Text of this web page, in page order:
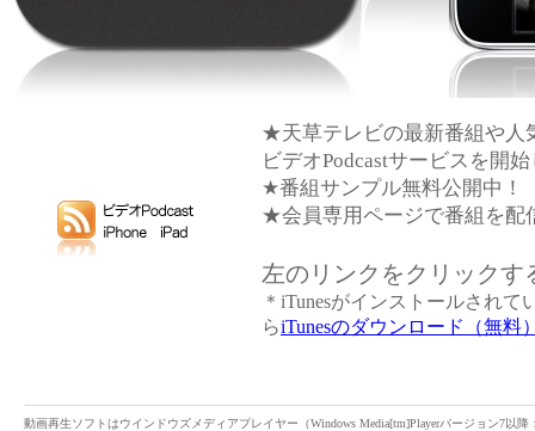
★天草テレビの最新番組や人
ビデオPodcastサービスを開
★番組サンプル無料公開中！
★会員専用ページで番組を配
左のリンクをクリックす
＊iTunesがインストールされ
らiTunesのダウンロード（無料
動画再生ソフトはウインドウズメディアプレイヤー（Windows Media[tm]Playerバージョン7以降